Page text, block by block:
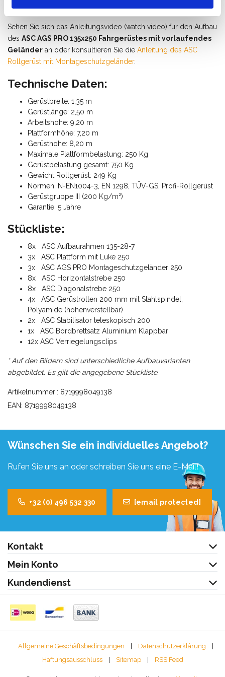
Montageschutzgeländer auf?
Sehen Sie sich das Anleitungsvideo (watch video) für den Aufbau
des ASC AGS PRO 135x250 Fahrgerüstes mit vorlaufendes
Geländer an oder konsultieren Sie die Anleitung des ASC
Rollgerüst mit Montageschutzgeländer.
Technische Daten:
Gerüstbreite: 1,35 m
Gerüstlänge: 2,50 m
Arbeitshöhe: 9,20 m
Plattformhöhe: 7,20 m
Gerüsthöhe: 8,20 m
Maximale Plattformbelastung: 250 Kg
Gerüstbelastung gesamt: 750 Kg
Gewicht Rollgerüst: 249 Kg
Normen: N-EN1004-3, EN 1298, TÜV-GS, Profi-Rollgerüst
Gerüstgruppe III (200 Kg/m²)
Garantie: 5 Jahre
Stückliste:
8x ASC Aufbaurahmen 135-28-7
3x ASC Plattform mit Luke 250
3x ASC AGS PRO Montageschutzgeländer 250
8x ASC Horizontalstrebe 250
8x ASC Diagonalstrebe 250
4x ASC Gerüstrollen 200 mm mit Stahlspindel,
Polyamide (höhenverstellbar)
2x ASC Stabilisator teleskopisch 200
1x ASC Bordbrettsatz Aluminium Klappbar
12x ASC Verriegelungsclips
* Auf den Bildern sind unterschiedliche Aufbauvarianten
abgebildet. Es gilt die angegebene Stückliste.
Artikelnummer:: 8719998049138
EAN: 8719998049138
Wünschen Sie ein individuelles Angebot?
Rufen Sie uns an oder schreiben Sie uns eine E-Mail!
+32 (0) 496 532 330 [email protected]
Kontakt
Mein Konto
Kundendienst
Allgemeine Geschäftsbedingungen | Datenschutzerklärung
|
Haftungsausschluss
| Sitemap | RSS Feed